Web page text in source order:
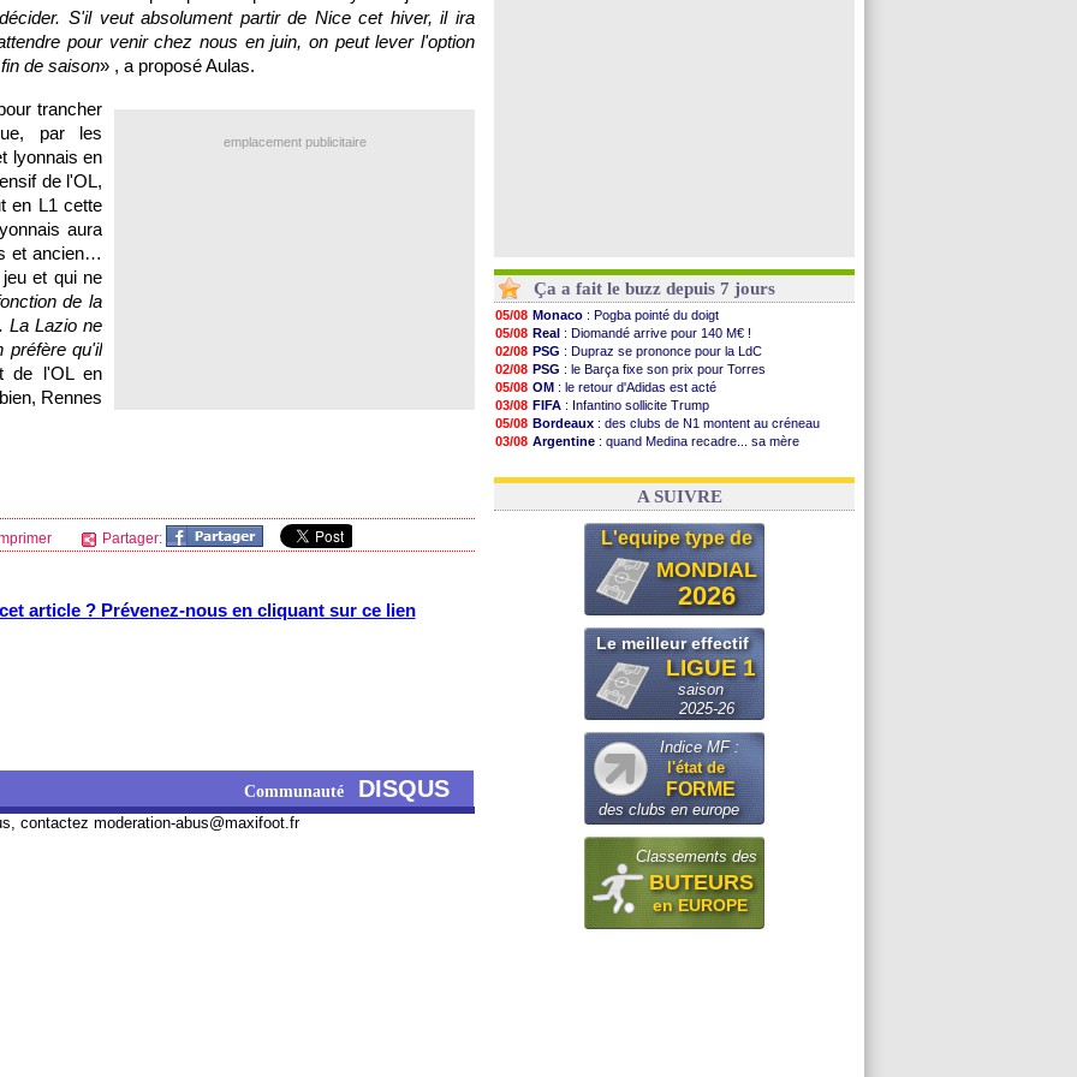
S'il veut absolument partir de Nicecet hiver, il ira
pour venir chez nous en juin, on peut lever l'option
de saison» , a proposé Aulas.
emplacement publicitaire
trancher
par les
lyonnais en
de l'OL,
en L1 cette
aura
et ancien…
et qui ne
de la
La Lazio ne
préfère qu'il
de l'OLen
Rennes
Partager:
article ? Prévenez-nous en cliquant sur ce lien
Communauté DISQUS
contactez moderation-abus@maxifoot.fr
Ça a fait le buzz depuis 7 jours
05/08 Monaco : Pogba pointé du doigt
05/08 Real : Diomandé arrive pour 140 M€ !
02/08 PSG : Dupraz se prononce pour la LdC
02/08 PSG : le Barça fixe son prix pour Torres
05/08 OM : le retour d'Adidas est acté
03/08 FIFA : Infantino sollicite Trump
05/08 Bordeaux : des clubs de N1 montent au créneau
03/08 Argentine : quand Medina recadre... sa mère
06/08 OM: le club prêt à libérer Kondogbia ?
A SUIVRE
L'equipe type de
MONDIAL
2026
Le meilleur effectif
LIGUE 1
saison
2025-26
Indice MF :
l'état de
FORME
des clubs en europe
Classements des
BUTEURS
en EUROPE